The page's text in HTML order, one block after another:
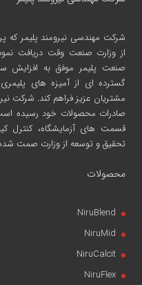
شرکت مهندسی نیرومند پلیمر
از وزارت صنعت وقت دریافت
صنعت پلیمر موفق به افزایش
گسترده ای از آمیزه های
مشتریان عزیز فراهم کند. شرکت
صادرات محصولات خود رسیده
قسمت های آزمایشگاه، کنترل
تحقیق و توسعه از وزارت صمت
محصولات
NiruBlend
NiruMid
NiruCalcit
NiruFlex